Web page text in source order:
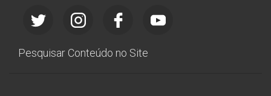
Pesquisar Conteúdo no Site